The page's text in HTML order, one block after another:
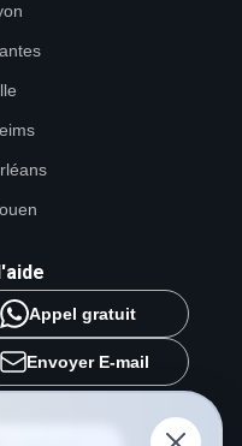
Appel gratuit
Envoyer E-mail